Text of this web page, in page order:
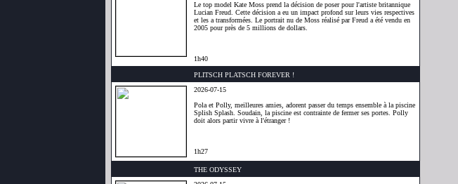
Le top model Kate Moss prend la décision de poser pour l'artiste britannique
Lucian Freud. Cette décision a eu un impact profond sur leurs vies respectives
et les a transformées. Le portrait nu de Moss réalisé par Freud a été vendu en
2005 pour près de 5 millions de dollars.
1h40
PLITSCH PLATSCH FOREVER !
2026-07-15
Pola et Polly, meilleures amies, adorent passer du temps ensemble à la piscine
Splish Splash. Soudain, la piscine est contrainte de fermer ses portes. Polly
doit alors partir vivre à l'étranger !
1h27
THE ODYSSEY